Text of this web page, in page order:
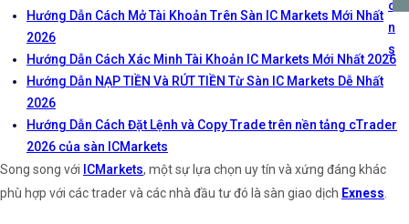
Hướng Dẫn Cách Mở Tài Khoản Trên Sàn IC Markets Mới Nhất
2026
Hướng Dẫn Cách Xác Minh Tài Khoản IC Markets Mới Nhất 2026
Hướng Dẫn NẠP TIỀN Và RÚT TIỀN Từ Sàn IC Markets Dễ Nhất
2026
Hướng Dẫn Cách Đặt Lệnh và Copy Trade trên nền tảng cTrader
2026 của sàn ICMarkets
Song song với ICMarkets, một sự lựa chọn uy tín và xứng đáng khác
phù hợp với các trader và các nhà đầu tư đó là sàn giao dịch Exness